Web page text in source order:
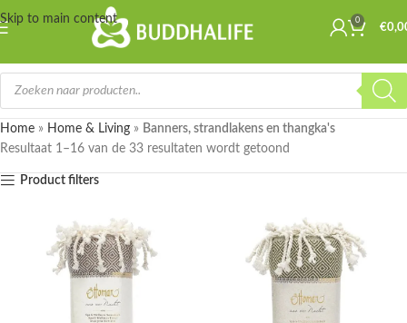
Skip to main content 0
€
Home » Home & Living » Banners, strandlakens en thangka's
Resultaat 1–16 van de 33 resultaten wordt getoond
Product filters